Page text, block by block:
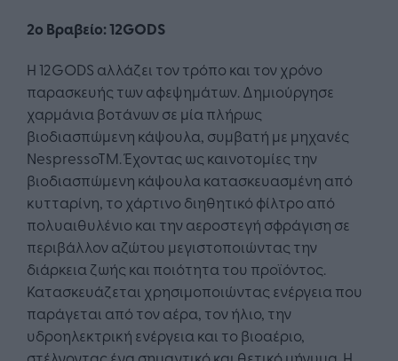
2ο Βραβείο: 12GODS
Η 12GODS αλλάζει τον τρόπο και τον χρόνο
παρασκευής των αφεψημάτων. Δημιούργησε
χαρμάνια βοτάνων σε μία πλήρως
βιοδιασπώμενη κάψουλα, συμβατή με μηχανές
NespressoTM. Έχοντας ως καινοτομίες την
βιοδιασπώμενη κάψουλα κατασκευασμένη από
κυτταρίνη, το χάρτινο διηθητικό φίλτρο από
πολυαιθυλένιο και την αεροστεγή σφράγιση σε
περιβάλλον αζώτου μεγιστοποιώντας την
διάρκεια ζωής και ποιότητα του προϊόντος.
Κατασκευάζεται χρησιμοποιώντας ενέργεια που
παράγεται από τον αέρα, τον ήλιο, την
υδροηλεκτρική ενέργεια και το βιοαέριο,